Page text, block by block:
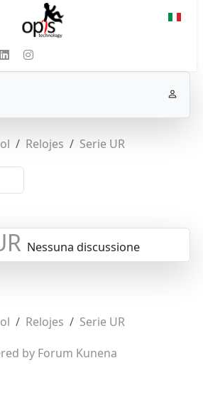
Relojes Serie UR
Nessuna discussione
Relojes
Serie UR
by Forum Kunena